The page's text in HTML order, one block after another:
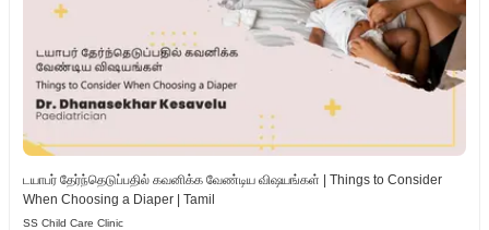
டயாபர் தேர்ந்தெடுப்பதில் கவனிக்க வேண்டிய விஷயங்கள் | Things to Consider
When Choosing a Diaper | Tamil
SS Child Care Clinic